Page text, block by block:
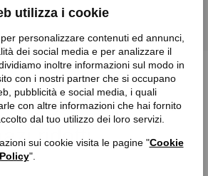
utilizza i cookie
personalizzare contenuti ed annunci,
dei social media e per analizzare il
inoltre informazioni sul modo in
con i nostri partner che si occupano
pubblicità e social media, i quali
con altre informazioni che hai fornito
dal tuo utilizzo dei loro servizi.
sui cookie visita le pagine "Cookie
".
leggero e pratico
ridotti